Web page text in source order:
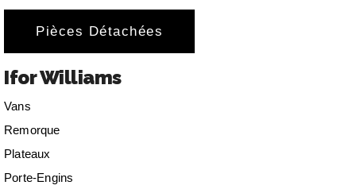
Pièces Détachées
Ifor Williams
Vans
Remorque
Plateaux
Porte-Engins